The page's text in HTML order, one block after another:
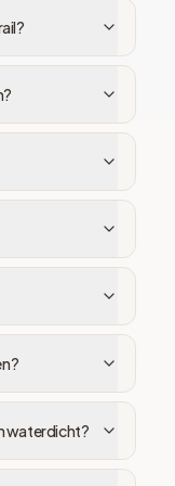
waterdicht?